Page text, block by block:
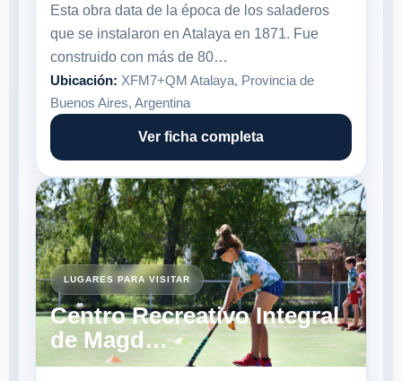
Esta obra data de la época de los saladeros
que se instalaron en Atalaya en 1871. Fue
construido con más de 80…
Ubicación: XFM7+QM Atalaya, Provincia de
Buenos Aires, Argentina
Ver ficha completa
LUGARES PARA VISITAR
Centro Recreativo Integral
de Magd…